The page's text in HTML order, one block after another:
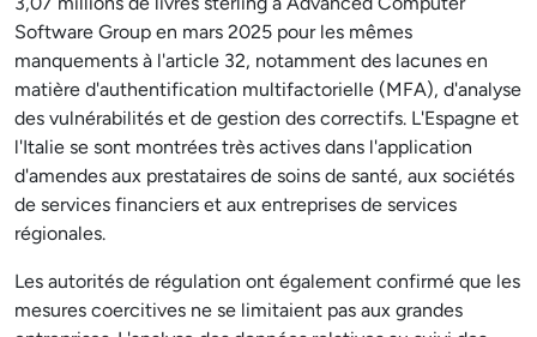
Software Group en mars 2025 pour les mêmes
manquements à l'article 32, notamment des lacunes en
matière d'authentification multifactorielle (MFA), d'analyse
des vulnérabilités et de gestion des correctifs. L'Espagne et
l'Italie se sont montrées très actives dans l'application
d'amendes aux prestataires de soins de santé, aux sociétés
de services financiers et aux entreprises de services
régionales.
Les autorités de régulation ont également confirmé que les
mesures coercitives ne se limitaient pas aux grandes